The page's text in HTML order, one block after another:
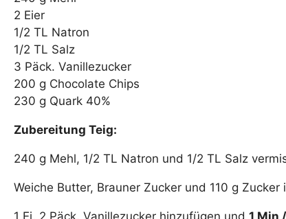
2 Eier
1/2 TL Natron
1/2 TL Salz
3 Päck. Vanillezucker
200 g Chocolate Chips
230 g Quark 40%
Zubereitung Teig:
240 g Mehl, 1/2 TL Natron und 1/2 TL Salz
Weiche Butter, Brauner Zucker und 110 g
1 Ei, 2 Päck. Vanillezucker hinzufügen und 1 Min